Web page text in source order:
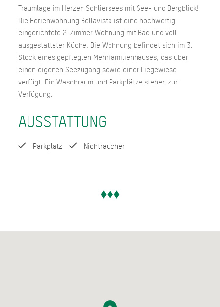
Traumlage im Herzen Schliersees mit See- und Bergblick!
Die Ferienwohnung Bellavista ist eine hochwertig
eingerichtete 2-Zimmer Wohnung mit Bad und voll
ausgestatteter Küche. Die Wohnung befindet sich im 3.
Stock eines gepflegten Mehrfamilienhauses, das über
einen eigenen Seezugang sowie einer Liegewiese
verfügt. Ein Waschraum und Parkplätze stehen zur
Verfügung.
AUSSTATTUNG
Parkplatz Nichtraucher